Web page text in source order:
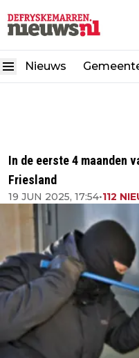
Nieuws
In de eerste 4 maanden
Friesland
19 JUN 2025, 17:54•112